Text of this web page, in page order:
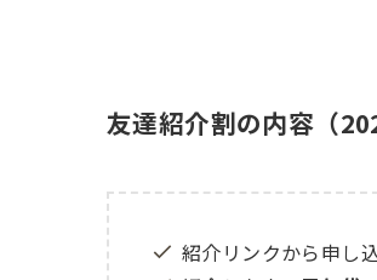
友達紹介割の内容（
紹介リンクから申し